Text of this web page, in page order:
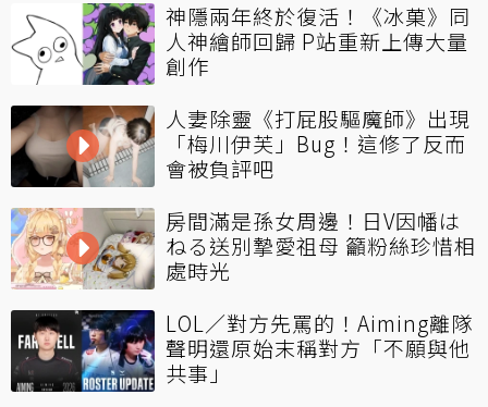
神隱兩年終於復活！《冰菓》同
人神繪師回歸 P站重新上傳大量
創作
人妻除靈《打屁股驅魔師》出現
「梅川伊芙」Bug！這修了反而
會被負評吧
房間滿是孫女周邊！日V因幡は
ねる送別摯愛祖母 籲粉絲珍惜相
處時光
LOL／對方先罵的！Aiming離隊
聲明還原始末稱對方「不願與他
共事」